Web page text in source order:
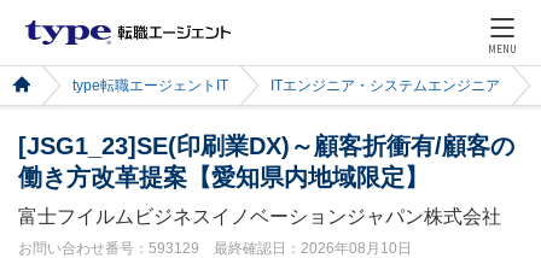
MENU
type転職エージェントIT ITエンジニア・システムエンジニア
[JSG1_23]SE(印刷業DX)～顧客折衝有/顧客の
働き方改革提案【愛知県内地域限定】
富士フイルムビジネスイノベーションジャパン株式会社
お問い合わせ番号：593129 最終確認日：2026年08月10日